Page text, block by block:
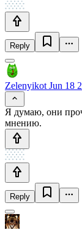
Reply
Zelenyikot Jun 18
Я думаю, они
мнению.
Reply